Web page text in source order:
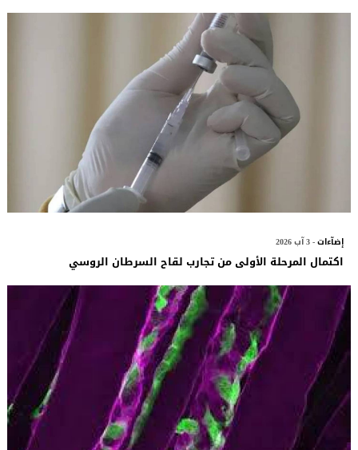
إضآءات- 3 آب 2026
اكتمال المرحلة الأولى من تجارب لقاح السرطان الروسي